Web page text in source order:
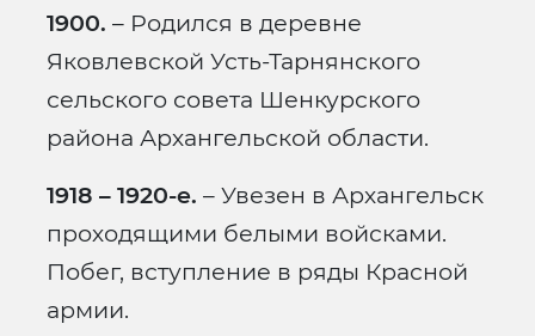
1900. – Родился в деревне
Яковлевской Усть-Тарнянского
сельского совета Шенкурского
района Архангельской области.
1918 – 1920-е. – Увезен в Архангельск
проходящими белыми войсками.
Побег, вступление в ряды Красной
армии.